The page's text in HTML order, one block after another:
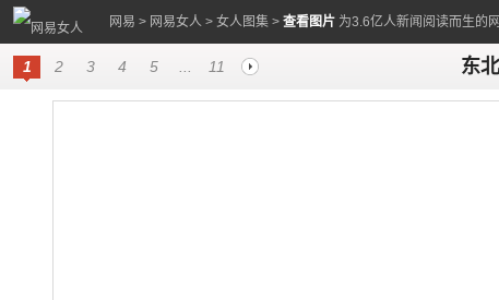
网易 > 网易女人 > 女人图集 > 查看图片 为3.6亿人新闻阅读而生的
1 2 3 4 5 11 东